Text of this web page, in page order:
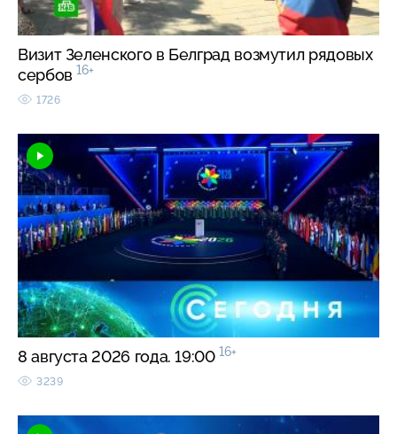
Визит Зеленского в Белград возмутил рядовых
сербов 16+
1726
8 августа 2026 года. 19:00 16+
3239